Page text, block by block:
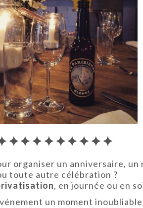
organiser un anniversaire, un
toute autre célébration ?
, en journée ou en
un moment inoubliable